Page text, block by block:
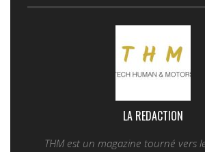
LA REDACTION
THM est un magazine tourné vers